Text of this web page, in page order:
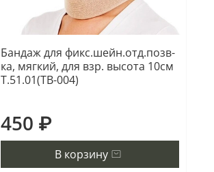
Бандаж для фикс.шейн.отд.позв-
ка, мягкий, для взр. высота 10см
Т.51.01(ТВ-004)
450 ₽
В корзину